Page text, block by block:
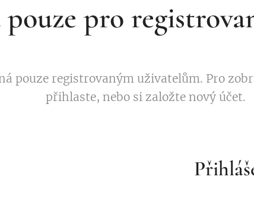
pro
pouze registrovaným uživatelům. Pro
přihlaste, nebo si založte nový účet.